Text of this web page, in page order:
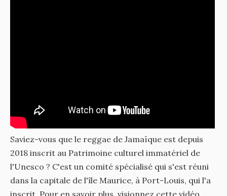
Saviez-vous que le reggae de Jamaïque est depuis
2018 inscrit au Patrimoine culturel immatériel de
l'Unesco ? C'est un comité spécialisé qui s'est réuni
dans la capitale de l'île Maurice, à Port-Louis, qui l'a
inscrit. Pour en savoir plus, visionnez cette vidéo.